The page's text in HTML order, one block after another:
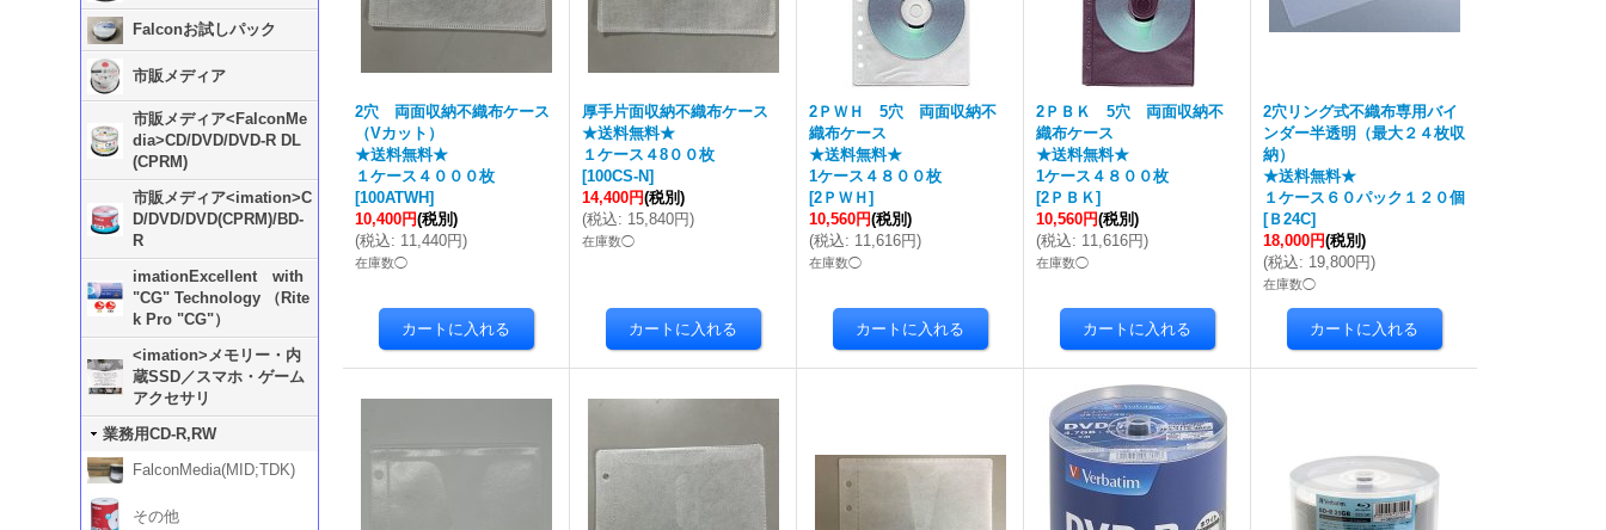
Falconお試しパック
市販メディア
市販メディア<FalconMe
dia>CD/DVD/DVD-R DL
(CPRM)
市販メディア<imation>C
D/DVD/DVD(CPRM)/BD-
R
imationExcellent with
"CG" Technology （Rite
k Pro "CG"）
<imation>メモリー・内
蔵SSD／スマホ・ゲーム
アクセサリ
業務用CD-R,RW
FalconMedia(MID;TDK)
その他
2穴 両面収納不織布ケース
（Vカット）
★送料無料★
１ケース４０００枚
[100ATWH]
10,400円(税別)
(税込: 11,440円)
在庫数◯
厚手片面収納不織布ケース
★送料無料★
１ケース４8００枚
[100CS-N]
14,400円(税別)
(税込: 15,840円)
在庫数◯
2ＰＷＨ 5穴 両面収納不
織布ケース
★送料無料★
1ケース４８００枚
[2ＰＷＨ]
10,560円(税別)
(税込: 11,616円)
在庫数◯
2ＰＢＫ 5穴 両面収納不
織布ケース
★送料無料★
1ケース４８００枚
[2ＰＢＫ]
10,560円(税別)
(税込: 11,616円)
在庫数◯
2穴リング式不織布専用バイ
ンダー半透明（最大２４枚収
納）
★送料無料★
１ケース６０パック１２０個
[Ｂ24C]
18,000円(税別)
(税込: 19,800円)
在庫数◯